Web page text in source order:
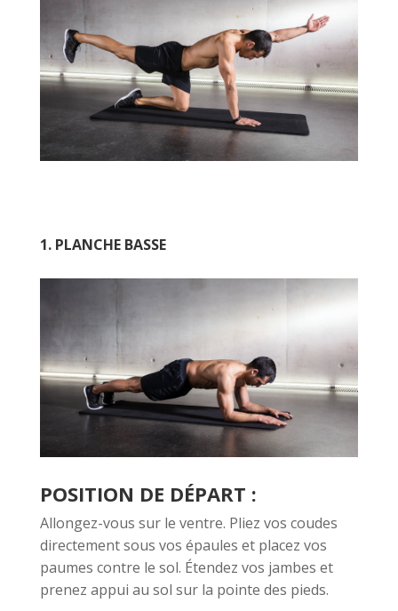
1. PLANCHE BASSE
POSITION DE DÉPART :
Allongez-vous sur le ventre. Pliez vos coudes
directement sous vos épaules et placez vos
paumes contre le sol. Étendez vos jambes et
prenez appui au sol sur la pointe des pieds.